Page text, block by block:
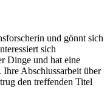
und gönnt sich
sich
Dinge und hat eine
Abschlussarbeit über
den treffenden Titel